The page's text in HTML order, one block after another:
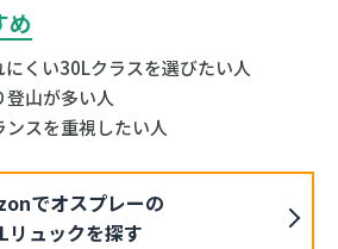
め
にくい30Lクラスを選びたい人
登山が多い人
ンスを重視したい人
でオスプレーの
リュックを探す